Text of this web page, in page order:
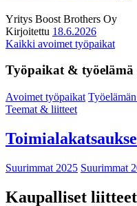
Yritys Boost Brothers Oy
Kirjoitettu 18.6.2026
Kaikki avoimet työpaikat
Työpaikat & työelämä
Avoimet työpaikat
Teemat & liitteet
Suurimmat 2025 Suurimmat
Kaupalliset liitteet